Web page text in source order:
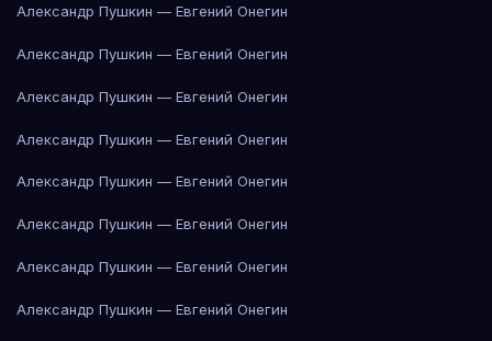
Александр Пушкин — Евгений Онегин
Александр Пушкин — Евгений Онегин
Александр Пушкин — Евгений Онегин
Александр Пушкин — Евгений Онегин
Александр Пушкин — Евгений Онегин
Александр Пушкин — Евгений Онегин
Александр Пушкин — Евгений Онегин
Александр Пушкин — Евгений Онегин